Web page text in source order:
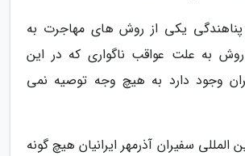
پناهندگی یکی از روش های مهاجرت به
به علت عواقب ناگواری که در این
وجود دارد به هیچ وجه توصیه نمی
سفیران آذرمهر ایرانیان هیچ گونه